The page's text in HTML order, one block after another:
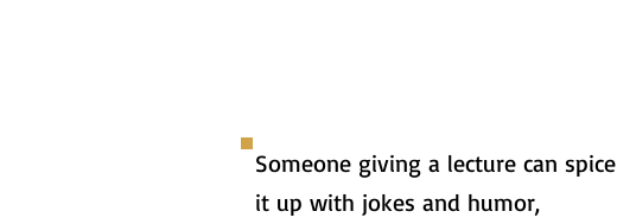
Someone giving a lecture can spice
it up with jokes and humor,